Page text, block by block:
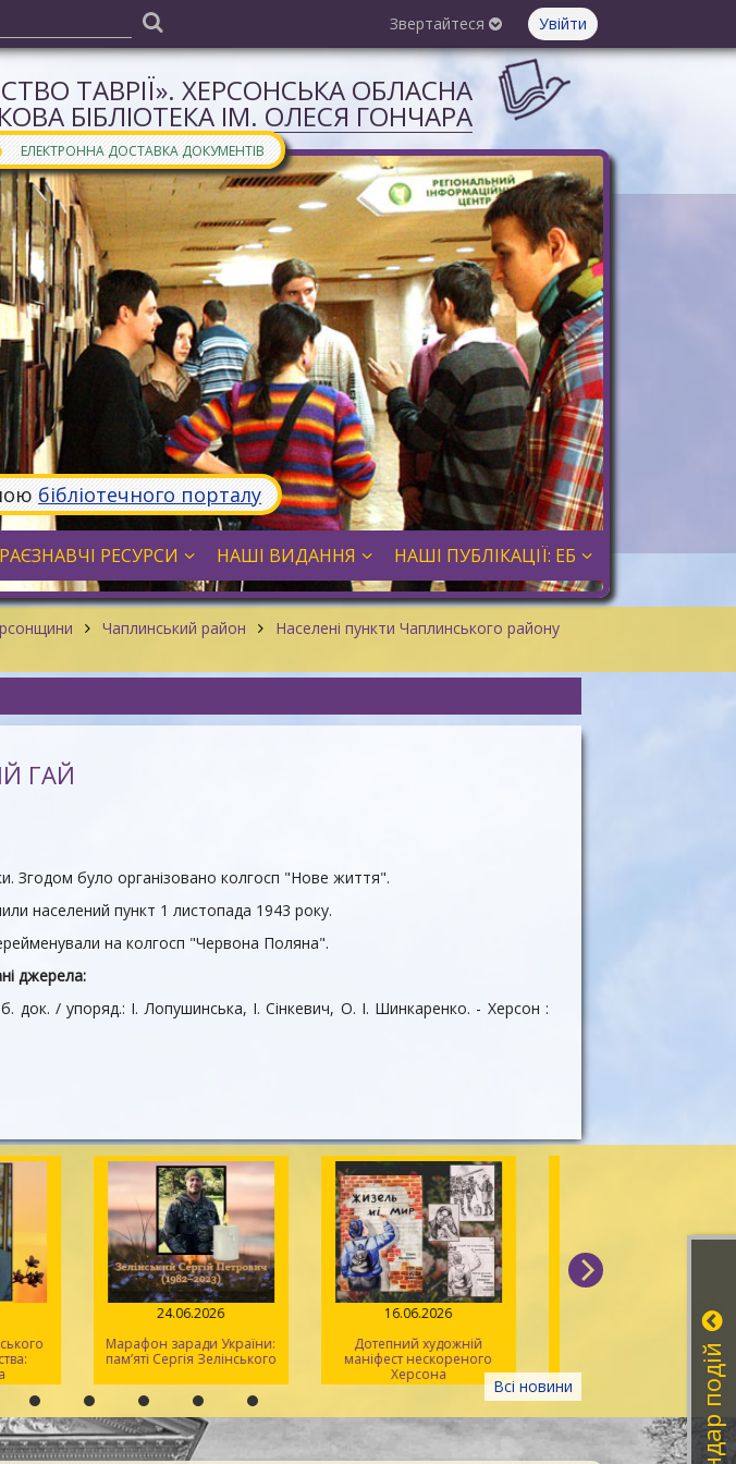
Звертайтеся Увійти
ТАВРІЇ». ХЕРСОНСЬКА ОБЛАСНА
БІБЛІОТЕКА ІМ. ОЛЕСЯ ГОНЧАРА
ЕЛЕКТРОННА ДОСТАВКА ДОКУМЕНТІВ
бібліотечного порталу
РЕСУРСИ НАШІ ВИДАННЯ НАШІ ПУБЛІКАЦІЇ: ЕБ
Чаплинський район
Населені пункти Чаплинського району
ГАЙ
Згодом було організовано колгосп "Нове життя".
населений пункт 1 листопада 1943 року.
на колгосп "Червона Поляна".
джерела:
/ упоряд.: І. Лопушинська, І. Сінкевич, О. І. Шинкаренко. - Херсон :
Всі новини
Павла
24.06.2026
Марафон заради України:
пам’яті Сергія Зелінського
16.06.2026
Дотепний художній
маніфест нескореного
Херсона
08.06.2026
Літературна
херсонських